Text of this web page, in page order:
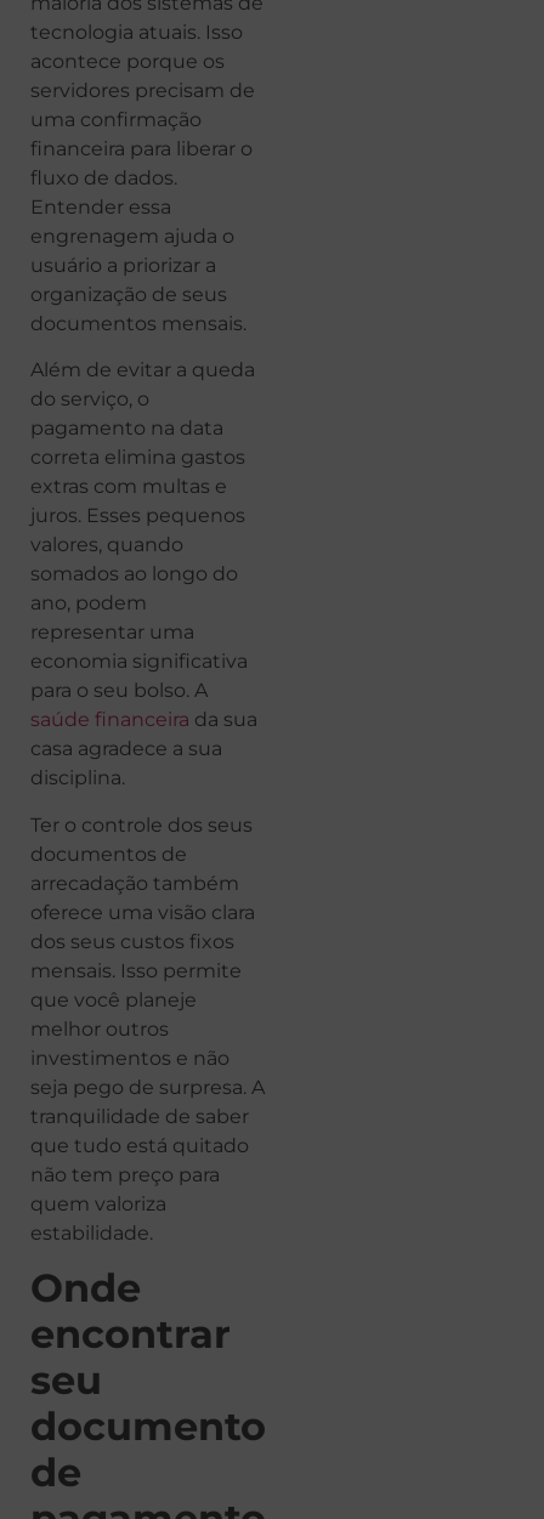
tecnologia atuais. Isso
acontece porque os
servidores precisam de
uma confirmação
financeira para liberar o
fluxo de dados.
Entender essa
engrenagem ajuda o
usuário a priorizar a
organização de seus
documentos mensais.
Além de evitar a queda
do serviço, o
pagamento na data
correta elimina gastos
extras com multas e
juros. Esses pequenos
valores, quando
somados ao longo do
ano, podem
representar uma
economia significativa
para o seu bolso. A
saúde financeira da sua
casa agradece a sua
disciplina.
Ter o controle dos seus
documentos de
arrecadação também
oferece uma visão clara
dos seus custos fixos
mensais. Isso permite
que você planeje
melhor outros
investimentos e não
seja pego de surpresa. A
tranquilidade de saber
que tudo está quitado
não tem preço para
quem valoriza
estabilidade.
Onde
encontrar
seu
documento
de